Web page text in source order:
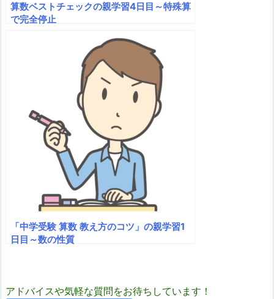
算数ベストチェックの親学習4日目～特殊算
で完全停止
「中学受験 算数 教え方のコツ」の親学習1
日目～数の性質
アドバイスや気軽な質問をお待ちしています！